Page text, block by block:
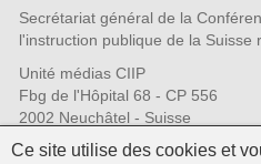
Secrétariat général de la
l'instruction publique de la Suisse
Unité médias CIIP
Fbg de l'Hôpital 68 - CP 556
2002 Neuchâtel - Suisse
Tél. +41 32 889 69 72
Ce site utilise des cookies et